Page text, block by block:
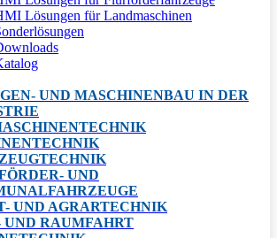
Lösungen für Landmaschinen
UND MASCHINENBAU IN DER
UND
UND AGRARTECHNIK
UND RAUMFAHRT